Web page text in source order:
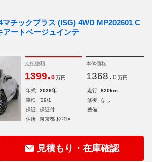
チックプラス (ISG) 4WD MP202601 C
ートベージュインテ
支払総額
1399.0 万円
本体価格
1368. 0 万円
年式 2026年 走行
820km
車検
'29/1 修復
なし
保証
保証付 整備
-
住所
東京都 杉並区
見積もり・在庫確認